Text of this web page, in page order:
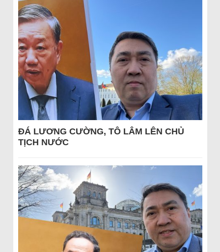
ĐÁ LƯƠNG CƯỜNG, TÔ LÂM LÊN CHỦ
TỊCH NƯỚC